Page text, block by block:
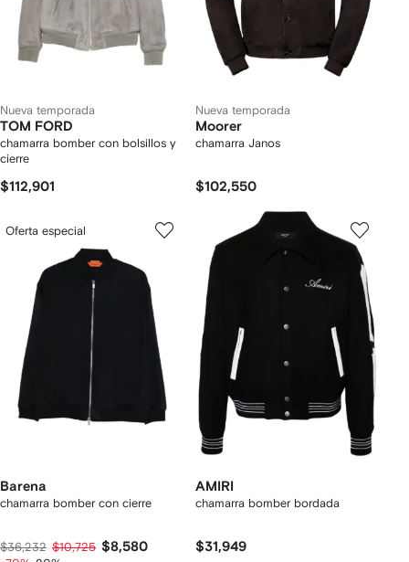
Nueva temporada
TOM FORD
chamarra bomber con bolsillos y
cierre
$112,901
Nueva temporada
Moorer
chamarra Janos
$102,550
Oferta especial
Barena
chamarra bomber con cierre
$36,232 $10,725 $8,580
AMIRI
chamarra bomber bordada
$31,949